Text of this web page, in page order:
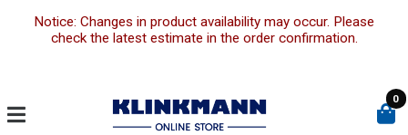
Notice: Changes in product availability may occur. Please
check the latest estimate in the order confirmation.
0